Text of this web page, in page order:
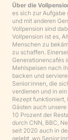
Über die
es sich zur Aufgabe
und mit anderen
Vollpension sind
Vollpension ist es,
Menschen zu
zu schaffen.
Generationencafés
Mehlspeisen nach
backen und
Senior:innen, die
verdienen und in
Rezept funktioniert,
Gästen auch
10 Prozent der
durch CNN, BBC,
seit 2020 auch in
gelebt, wo